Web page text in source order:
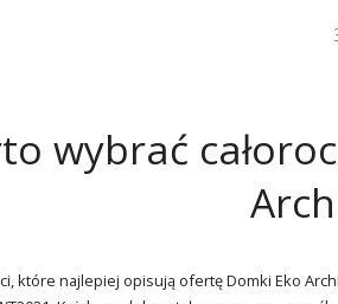
wybrać
które najlepiej opisują ofertę Domki Eko